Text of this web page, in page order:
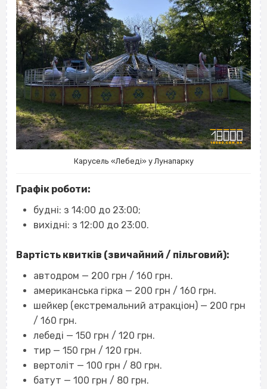
Карусель «Лебеді» у Лунапарку
Графік роботи:
будні: з 14:00 до 23:00;
вихідні: з 12:00 до 23:00.
Вартість квитків (звичайний / пільговий):
автодром — 200 грн / 160 грн.
американська гірка — 200 грн / 160 грн.
шейкер (екстремальний атракціон) — 200 грн
/ 160 грн.
лебеді — 150 грн / 120 грн.
тир — 150 грн / 120 грн.
вертоліт — 100 грн / 80 грн.
батут — 100 грн / 80 грн.